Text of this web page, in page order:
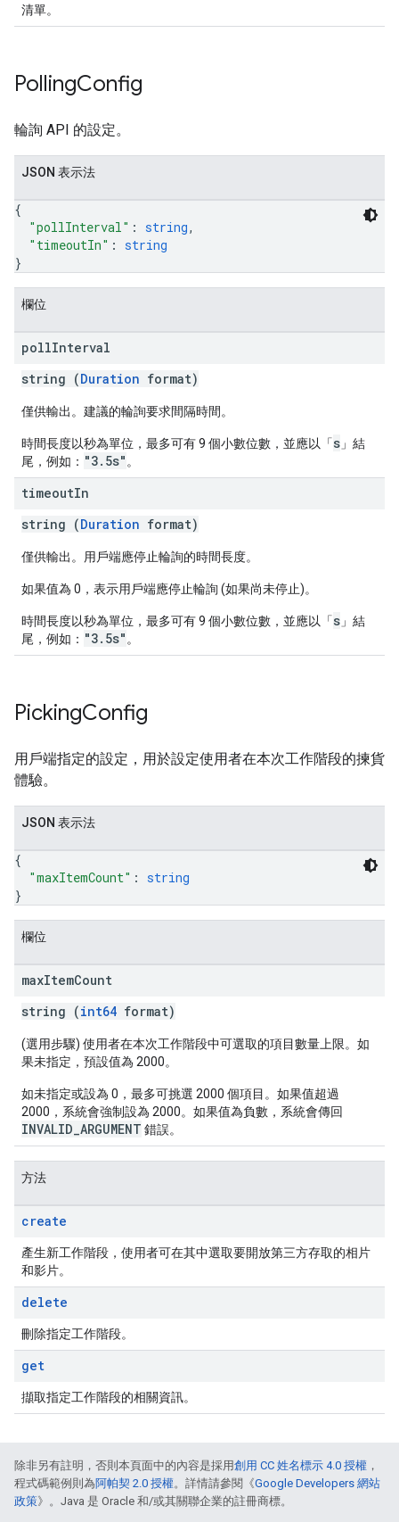
清單。
PollingConfig
輪詢 API 的設定。
JSON 表示法
{
"pollInterval" : string,
"timeoutIn" : string
}
欄位
pollInterval
string (Duration format)
僅供輸出。建議的輪詢要求間隔時間。
時間長度以秒為單位，最多可有 9 個小數位數，並應以「s 」結
尾，例如： "3.5s" 。
timeoutIn
string (Duration format)
僅供輸出。用戶端應停止輪詢的時間長度。
如果值為 0，表示用戶端應停止輪詢 (如果尚未停止)。
時間長度以秒為單位，最多可有 9 個小數位數，並應以「s 」結
尾，例如： "3.5s" 。
PickingConfig
用戶端指定的設定，用於設定使用者在本次工作階段的揀貨
體驗。
JSON 表示法
{
"maxItemCount" : string
}
欄位
maxItemCount
string (int64 format)
(選用步驟) 使用者在本次工作階段中可選取的項目數量上限。如
果未指定，預設值為 2000。
如未指定或設為 0，最多可挑選 2000 個項目。如果值超過
2000，系統會強制設為 2000。如果值為負數，系統會傳回
INVALID_ARGUMENT 錯誤。
方法
create
產生新工作階段，使用者可在其中選取要開放第三方存取的相片
和影片。
delete
刪除指定工作階段。
get
擷取指定工作階段的相關資訊。
除非另有註明，否則本頁面中的內容是採用創用 CC 姓名標示 4.0 授權 ，
程式碼範例則為阿帕契 2.0 授權。詳情請參閱《Google Developers 網站
政策》。Java 是 Oracle 和/或其關聯企業的註冊商標。